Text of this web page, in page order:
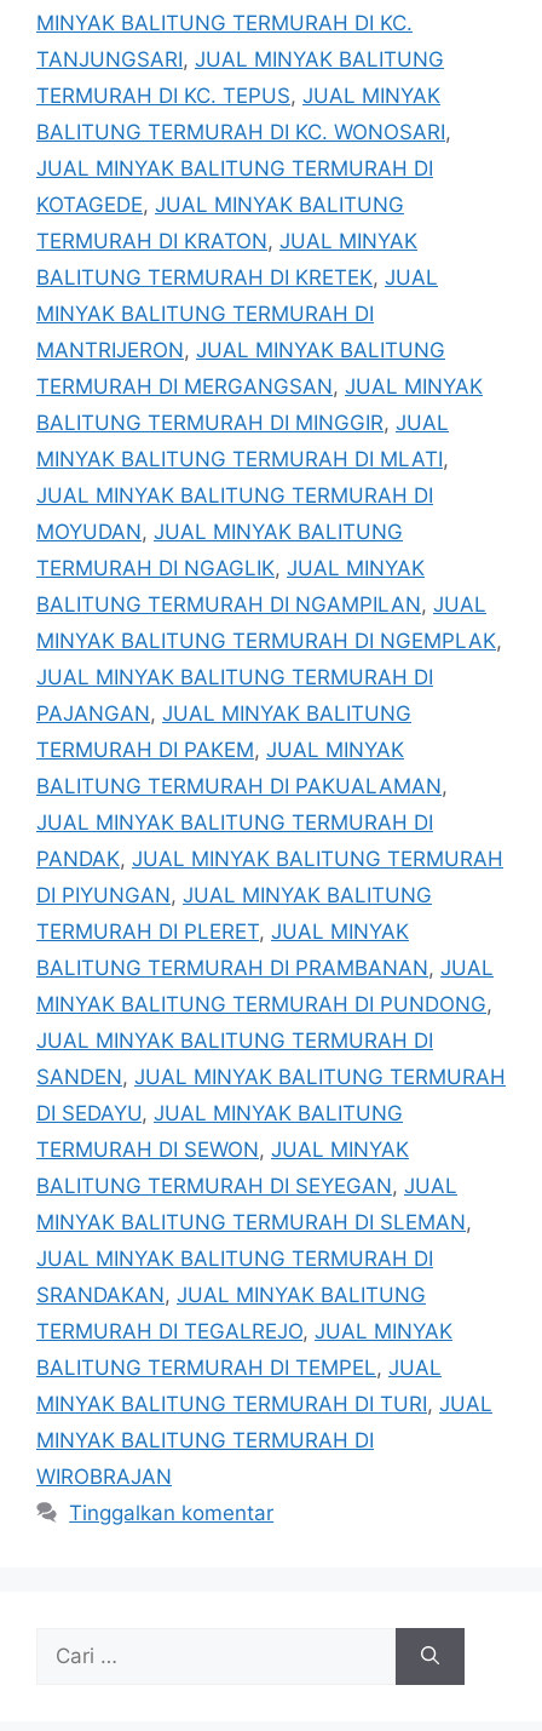
MINYAK BALITUNG TERMURAH DI KC.
TANJUNGSARI, JUAL MINYAK BALITUNG
TERMURAH DI KC. TEPUS, JUAL MINYAK
BALITUNG TERMURAH DI KC. WONOSARI,
JUAL MINYAK BALITUNG TERMURAH DI
KOTAGEDE, JUAL MINYAK BALITUNG
TERMURAH DI KRATON, JUAL MINYAK
BALITUNG TERMURAH DI KRETEK, JUAL
MINYAK BALITUNG TERMURAH DI
MANTRIJERON, JUAL MINYAK BALITUNG
TERMURAH DI MERGANGSAN, JUAL MINYAK
BALITUNG TERMURAH DI MINGGIR, JUAL
MINYAK BALITUNG TERMURAH DI MLATI,
JUAL MINYAK BALITUNG TERMURAH DI
MOYUDAN, JUAL MINYAK BALITUNG
TERMURAH DI NGAGLIK, JUAL MINYAK
BALITUNG TERMURAH DI NGAMPILAN, JUAL
MINYAK BALITUNG TERMURAH DI NGEMPLAK,
JUAL MINYAK BALITUNG TERMURAH DI
PAJANGAN, JUAL MINYAK BALITUNG
TERMURAH DI PAKEM, JUAL MINYAK
BALITUNG TERMURAH DI PAKUALAMAN,
JUAL MINYAK BALITUNG TERMURAH DI
PANDAK, JUAL MINYAK BALITUNG TERMURAH
DI PIYUNGAN, JUAL MINYAK BALITUNG
TERMURAH DI PLERET, JUAL MINYAK
BALITUNG TERMURAH DI PRAMBANAN, JUAL
MINYAK BALITUNG TERMURAH DI PUNDONG,
JUAL MINYAK BALITUNG TERMURAH DI
SANDEN, JUAL MINYAK BALITUNG TERMURAH
DI SEDAYU, JUAL MINYAK BALITUNG
TERMURAH DI SEWON, JUAL MINYAK
BALITUNG TERMURAH DI SEYEGAN, JUAL
MINYAK BALITUNG TERMURAH DI SLEMAN,
JUAL MINYAK BALITUNG TERMURAH DI
SRANDAKAN, JUAL MINYAK BALITUNG
TERMURAH DI TEGALREJO, JUAL MINYAK
BALITUNG TERMURAH DI TEMPEL, JUAL
MINYAK BALITUNG TERMURAH DI TURI, JUAL
MINYAK BALITUNG TERMURAH DI
WIROBRAJAN
Tinggalkan komentar
untuk: